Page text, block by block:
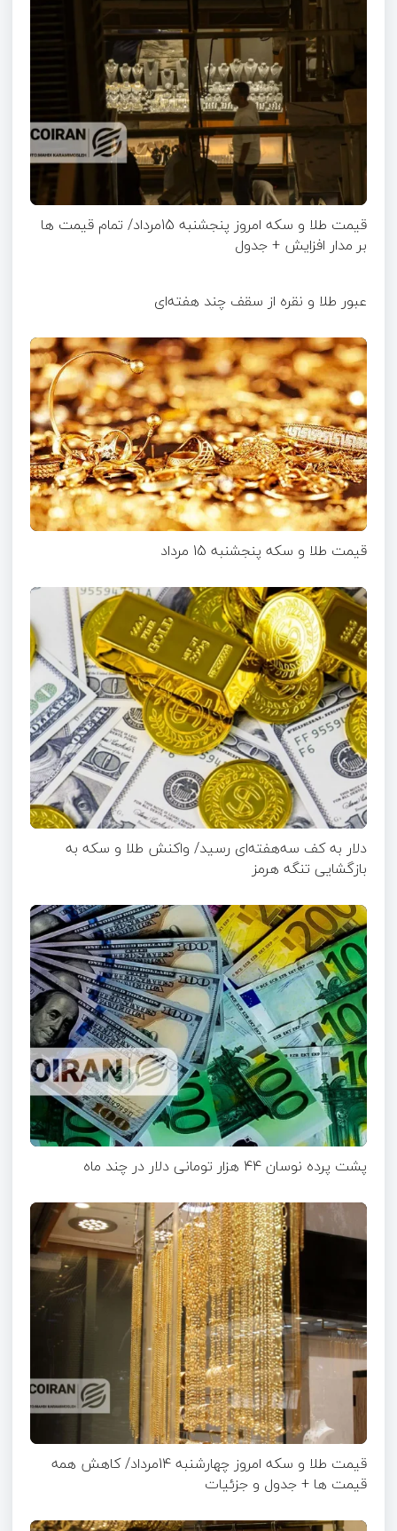
قیمت طلا و سکه امروز پنجشنبه 15مرداد/ تمام قیمت ها
بر مدار افزایش + جدول
عبور طلا و نقره از سقف چند هفته‌ای
قیمت طلا و سکه پنجشنبه 15 مرداد
دلار به کف سه‌هفته‌ای رسید/ واکنش طلا و سکه به
بازگشایی تنگه هرمز
پشت پرده نوسان ۴۴ هزار تومانی دلار در چند ماه
قیمت طلا و سکه امروز چهارشنبه 14مرداد/ کاهش همه
قیمت ها + جدول و جزئیات